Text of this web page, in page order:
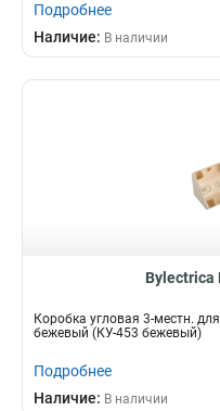
Подробнее
Наличие: В наличии
Коробка угловая 3-местн.
бежевый (КУ-453 бежевый)
Подробнее
Наличие: В наличии